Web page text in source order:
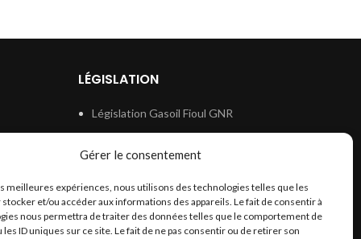
Gérer le consentement
meilleures expériences, nous utilisons des technologies telles que les
et/ou accéder aux informations des appareils. Le fait de consentir à
nous permettra de traiter des données telles que le comportement de
les ID uniques sur ce site. Le fait de ne pas consentir ou de retirer son
LÉGISLATION
Législation Gasoil Fioul GNR
Législation Eau
Législation Lubrifiant